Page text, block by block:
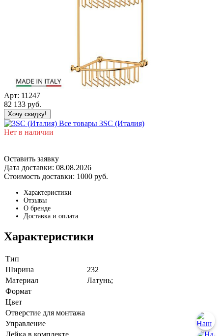
Арт: 11247
82 133 руб.
Хочу скидку!
Все товары 3SC (Италия)
Нет в наличии
Оставить заявку
Дата доставки: 08.08.2026
Стоимость доставки: 1000 руб.
Характеристики
Отзывы
О бренде
Доставка и оплата
Характеристики
Тип
Ширина
232
Материал
Латунь;
Формат
Цвет
Отверстие для монтажа
Управление
Лейка в комплекте